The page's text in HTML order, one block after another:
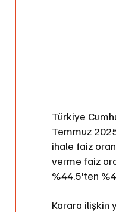
Türkiye
Temmuz
ihale faiz
verme faiz
%44.5'ten
Karara ilişkin